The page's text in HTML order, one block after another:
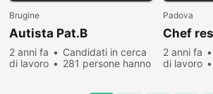
Brugine
Autista Pat.B
2 anni fa
Candidati in cerca
di lavoro
281 persone hanno
Padova
Chef
2 anni fa
di lavoro